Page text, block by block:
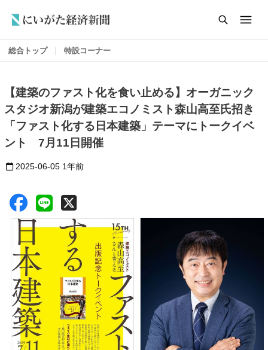
総合トップ 特設コーナー
【建築のファスト化を食い止める】オーガニック
スタジオ新潟が建築エコノミスト森山高至氏招き
「ファスト化する日本建築」テーマにトークイベ
ント 7月11日開催
2025-06-05 1年前